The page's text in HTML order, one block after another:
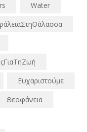
Water
Ευχαριστούμε
Θεοφάνεια